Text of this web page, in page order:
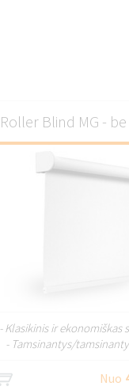
Roller Blind MG -
- Klasikinis ir ekonomiškas
- Tamsinantys/
Nuo